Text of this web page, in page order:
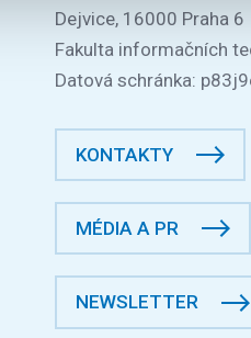
Dejvice, 16000 Praha 6
Fakulta informačních
Datová schránka:
KONTAKTY
MÉDIA A PR
NEWSLETTER